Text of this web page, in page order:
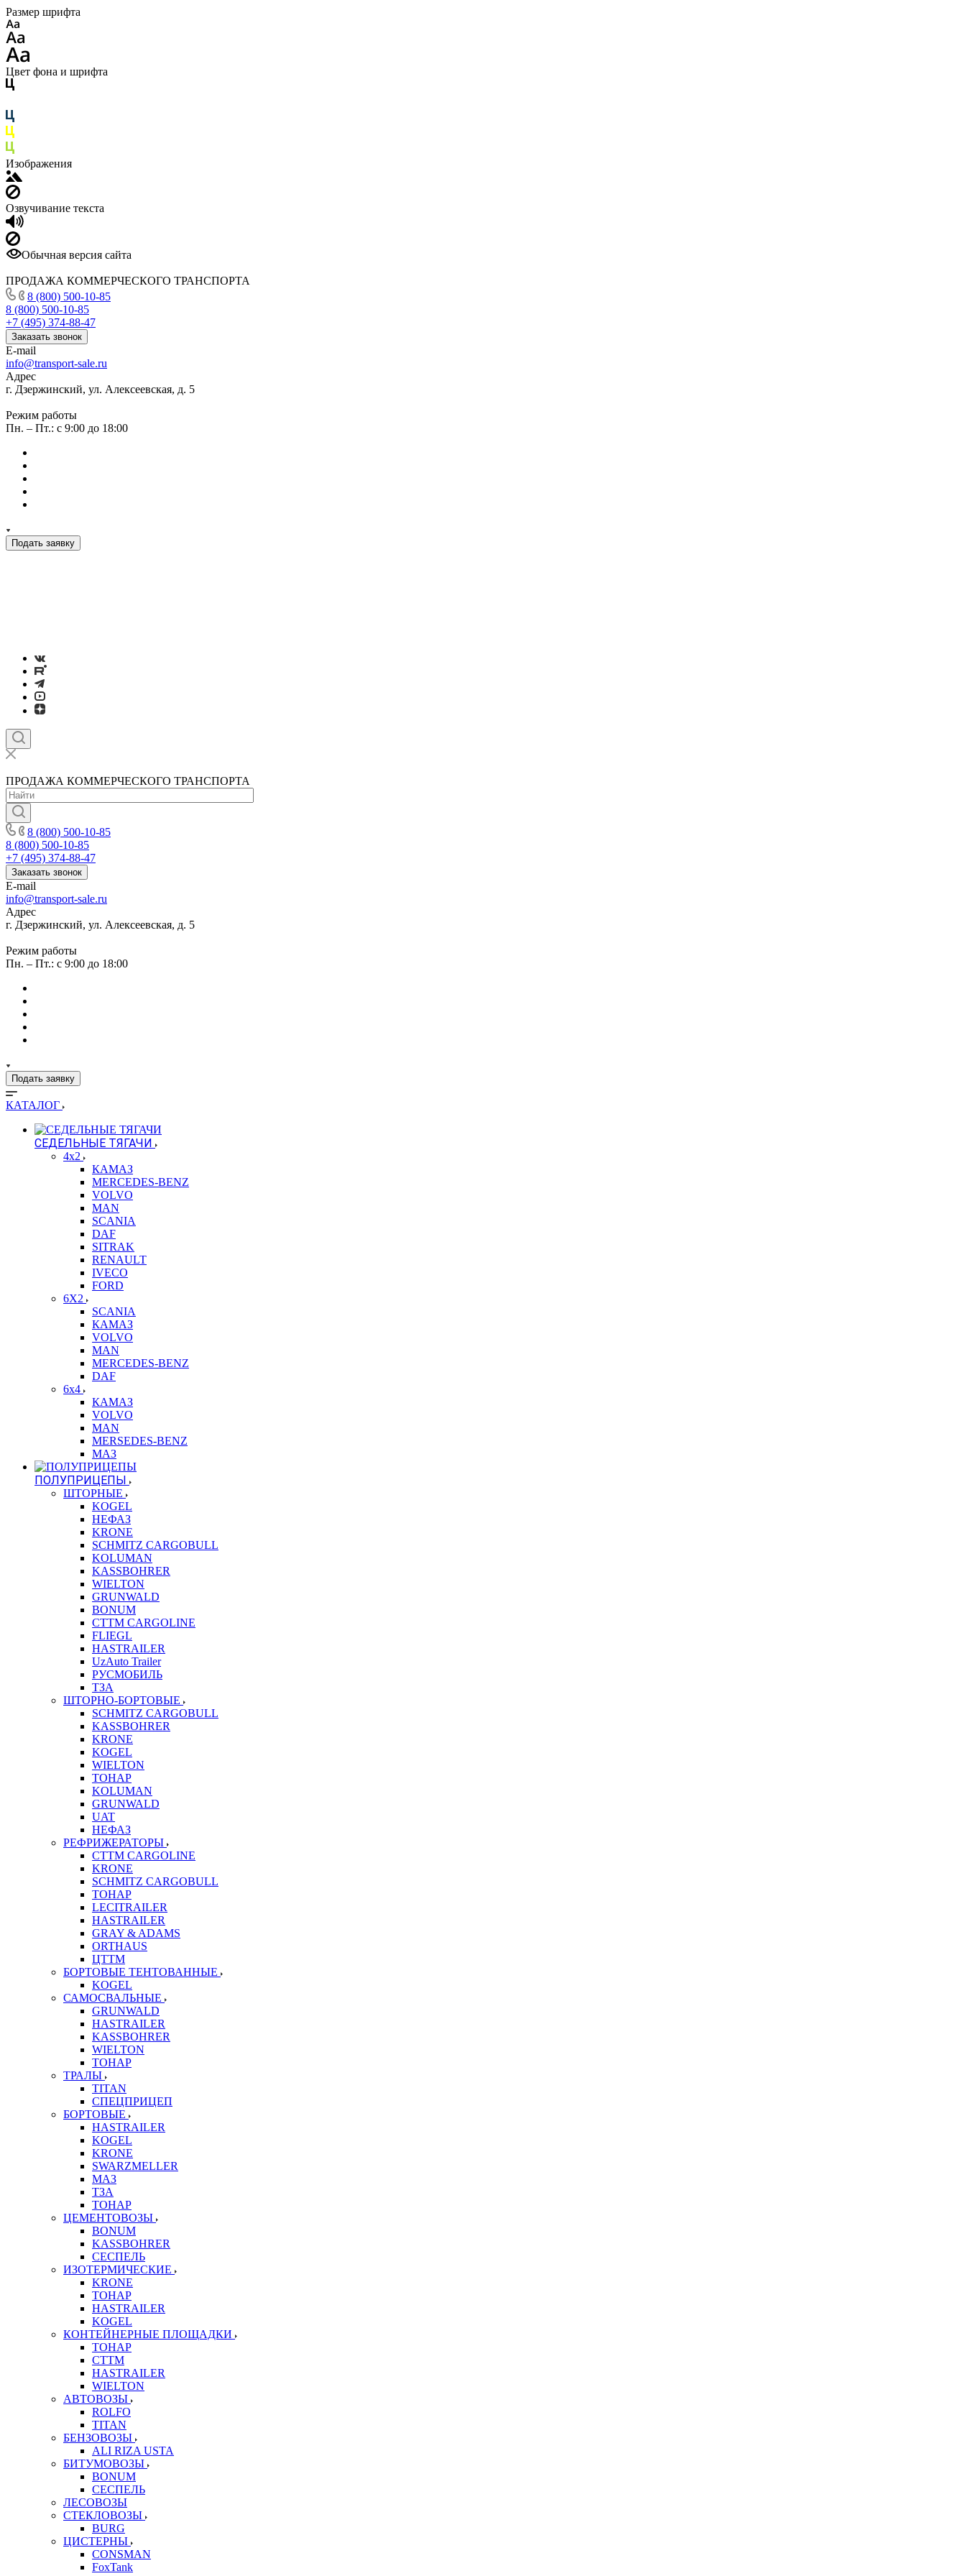
Размер шрифта
Цвет фона и шрифта
Изображения
Озвучивание текста
Обычная версия сайта
ПРОДАЖА КОММЕРЧЕСКОГО ТРАНСПОРТА
8 (800) 500-10-85
8 (800) 500-10-85
+7 (495) 374-88-47
Заказать звонок
E-mail
info@transport-sale.ru
Адрес
г. Дзержинский, ул. Алексеевская, д. 5
Режим работы
Пн. – Пт.: с 9:00 до 18:00
Подать заявку
ПРОДАЖА КОММЕРЧЕСКОГО ТРАНСПОРТА
8 (800) 500-10-85
8 (800) 500-10-85
+7 (495) 374-88-47
Заказать звонок
E-mail
info@transport-sale.ru
Адрес
г. Дзержинский, ул. Алексеевская, д. 5
Режим работы
Пн. – Пт.: с 9:00 до 18:00
Подать заявку
КАТАЛОГ
СЕДЕЛЬНЫЕ ТЯГАЧИ
4x2
КАМАЗ
MERCEDES-BENZ
VOLVO
MAN
SCANIA
DAF
SITRAK
RENAULT
IVECO
FORD
6X2
SCANIA
КАМАЗ
VOLVO
MAN
MERCEDES-BENZ
DAF
6x4
КАМАЗ
VOLVO
MAN
MERSEDES-BENZ
МАЗ
ПОЛУПРИЦЕПЫ
ШТОРНЫЕ
KOGEL
НЕФАЗ
KRONE
SCHMITZ CARGOBULL
KOLUMAN
KASSBOHRER
WIELTON
GRUNWALD
BONUM
CTTM CARGOLINE
FLIEGL
HASTRAILER
UzAuto Trailer
РУСМОБИЛЬ
ТЗА
ШТОРНО-БОРТОВЫЕ
SCHMITZ CARGOBULL
KASSBOHRER
KRONE
KOGEL
WIELTON
ТОНАР
KOLUMAN
GRUNWALD
UAT
НЕФАЗ
РЕФРИЖЕРАТОРЫ
CTTM CARGOLINE
KRONE
SCHMITZ CARGOBULL
ТОНАР
LECITRAILER
HASTRAILER
GRAY & ADAMS
ORTHAUS
ЦТТМ
БОРТОВЫЕ ТЕНТОВАННЫЕ
KOGEL
САМОСВАЛЬНЫЕ
GRUNWALD
HASTRAILER
KASSBOHRER
WIELTON
ТОНАР
ТРАЛЫ
TITAN
СПЕЦПРИЦЕП
БОРТОВЫЕ
HASTRAILER
KOGEL
KRONE
SWARZMELLER
МАЗ
ТЗА
ТОНАР
ЦЕМЕНТОВОЗЫ
BONUM
KASSBOHRER
СЕСПЕЛЬ
ИЗОТЕРМИЧЕСКИЕ
KRONE
ТОНАР
HASTRAILER
KOGEL
КОНТЕЙНЕРНЫЕ ПЛОЩАДКИ
ТОНАР
CTTM
HASTRAILER
WIELTON
АВТОВОЗЫ
ROLFO
TITAN
БЕНЗОВОЗЫ
ALI RIZA USTA
БИТУМОВОЗЫ
BONUM
СЕСПЕЛЬ
ЛЕСОВОЗЫ
СТЕКЛОВОЗЫ
BURG
ЦИСТЕРНЫ
CONSMAN
FoxTank